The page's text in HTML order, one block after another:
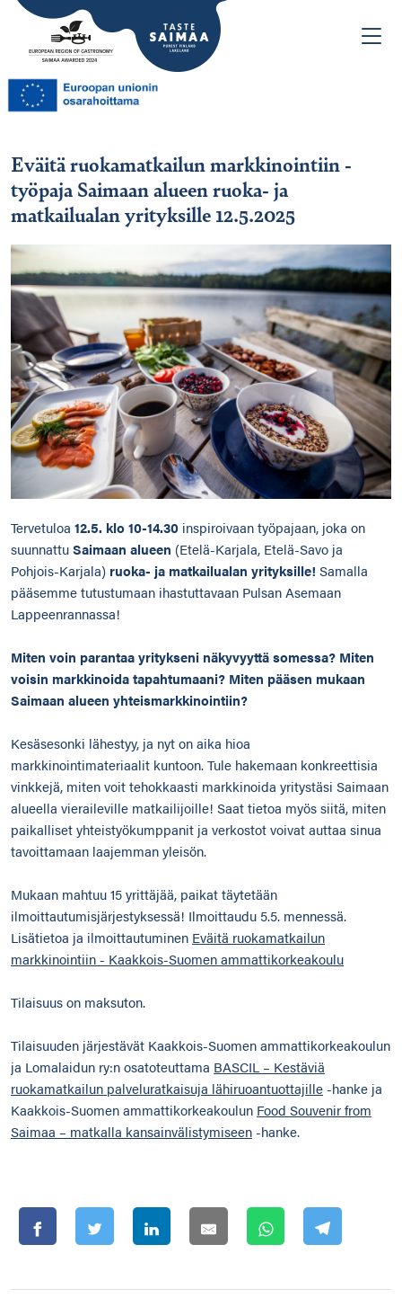
Eväitä ruokamatkailun markkinointiin -
työpaja Saimaan alueen ruoka- ja
matkailualan yrityksille 12.5.2025
Tervetuloa 12.5. klo 10-14.30 inspiroivaan työpajaan, joka on
suunnattuSaimaan alueen (Etelä-Karjala, Etelä-Savo ja
Pohjois-Karjala) ruoka- ja matkailualan yrityksille! Samalla
pääsemme tutustumaan ihastuttavaan Pulsan Asemaan
Lappeenrannassa!
Miten voin parantaa yritykseni näkyvyyttä somessa? Miten
voisin markkinoida tapahtumaani? Miten pääsen mukaan
Saimaan alueen yhteismarkkinointiin?
Kesäsesonki lähestyy, ja nyt on aika hioa
markkinointimateriaalit kuntoon. Tule hakemaan konkreettisia
vinkkejä, miten voit tehokkaasti markkinoida yritystäsi Saimaan
alueella vieraileville matkailijoille! Saat tietoa myös siitä, miten
paikalliset yhteistyökumppanit ja verkostot voivat auttaa sinua
tavoittamaan laajemman yleisön.
Mukaan mahtuu 15 yrittäjää, paikat täytetään
ilmoittautumisjärjestyksessä! Ilmoittaudu 5.5. mennessä.
Lisätietoa ja ilmoittautuminen Eväitä ruokamatkailun
markkinointiin - Kaakkois-Suomen ammattikorkeakoulu
Tilaisuus on maksuton.
Tilaisuuden järjestävät Kaakkois-Suomen ammattikorkeakoulun
ja Lomalaidun ry:n osatoteuttama BASCIL – Kestäviä
ruokamatkailun palveluratkaisuja lähiruoantuottajille-hanke ja
Kaakkois-Suomen ammattikorkeakoulun Food Souvenir from
Saimaa – matkalla kansainvälistymiseen-hanke.